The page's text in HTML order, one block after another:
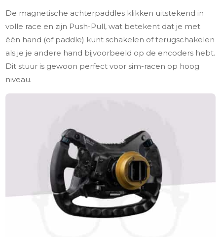
De magnetische achterpaddles klikken uitstekend in
volle race en zijn Push-Pull, wat betekent dat je met
één hand (of paddle) kunt schakelen of terugschakelen
als je je andere hand bijvoorbeeld op de encoders hebt.
Dit stuur is gewoon perfect voor sim-racen op hoog
niveau.